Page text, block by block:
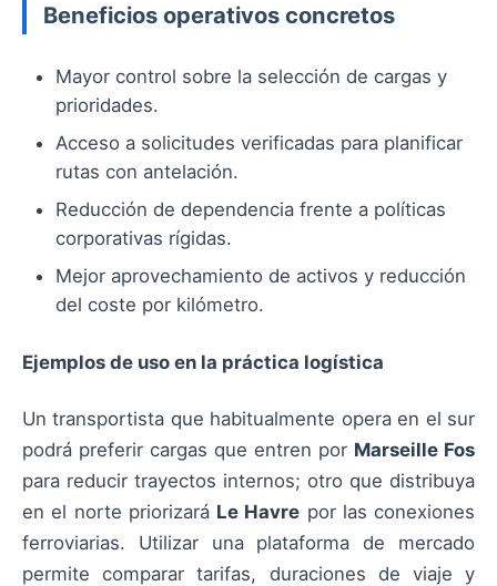
Beneficios operativos concretos
Mayor control sobre la selección de cargas y
prioridades.
Acceso a solicitudes verificadas para planificar
rutas con antelación.
Reducción de dependencia frente a políticas
corporativas rígidas.
Mejor aprovechamiento de activos y reducción
del coste por kilómetro.
Ejemplos de uso en la práctica logística
Un transportista que habitualmente opera en el sur
podrá preferir cargas que entren por Marseille Fos
para reducir trayectos internos; otro que distribuya
en el norte priorizará Le Havre por las conexiones
ferroviarias. Utilizar una plataforma de mercado
permite comparar tarifas, duraciones de viaje y